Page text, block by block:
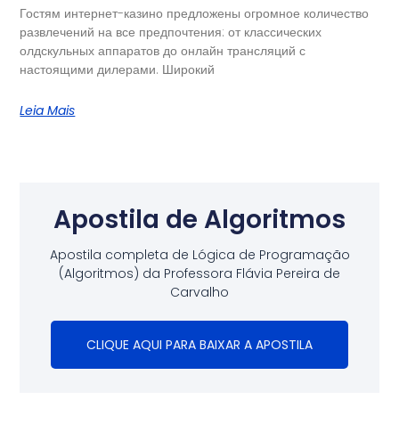
Гостям интернет-казино предложены огромное количество
развлечений на все предпочтения: от классических
олдскульных аппаратов до онлайн трансляций с
настоящими дилерами. Широкий
Leia Mais
Apostila de Algoritmos
Apostila completa de Lógica de Programação
(Algoritmos) da Professora Flávia Pereira de
Carvalho
CLIQUE AQUI PARA BAIXAR A APOSTILA